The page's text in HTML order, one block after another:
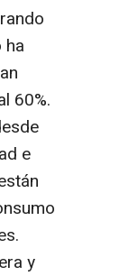
60%.
e
y